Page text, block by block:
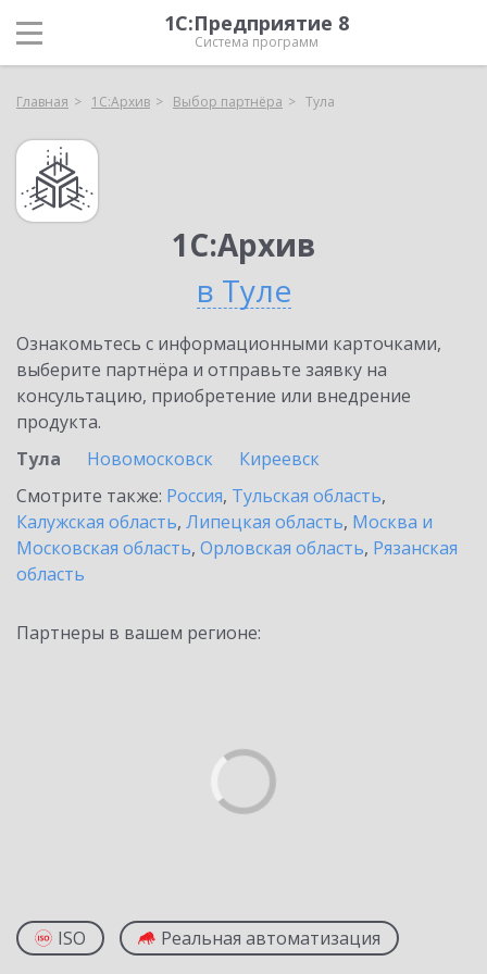
1С:Предприятие 8
Система программ
Главная 1С:Архив Выбор партнёра Тула
1С:Архив
в Туле
Ознакомьтесь с информационными карточками,
выберите партнёра и отправьте заявку на
консультацию, приобретение или внедрение
продукта.
Тула
Новомосковск
Киреевск
Смотрите также: Россия, Тульская область,
Калужская область, Липецкая область, Москва и
Московская область, Орловская область, Рязанская
область
Партнеры в вашем регионе:
ISO Реальная автоматизация